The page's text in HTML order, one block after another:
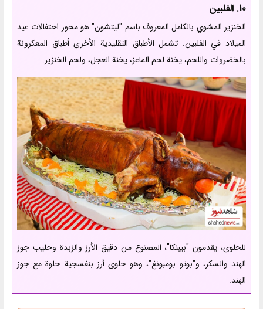
10. الفلبين
الخنزير المشوي بالكامل المعروف باسم "ليتشون" هو محور احتفالات عيد
الميلاد في الفلبين. تشمل الأطباق التقليدية الأخرى أطباق المعكرونة
بالخضروات واللحم، يخنة لحم الماعز، يخنة العجل، ولحم الخنزير.
للحلوى، يقدمون "بيبنكا"، المصنوع من دقيق الأرز والزبدة وحليب جوز
الهند والسكر، و"بوتو بومبونغ"، وهو حلوى أرز بنفسجية حلوة مع جوز
الهند.